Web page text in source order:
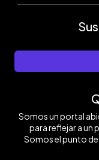
Somos un portal
para reflejar a un
Somos el punto